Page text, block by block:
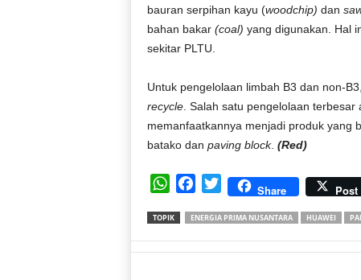
bauran serpihan kayu (woodchip) dan
bahan bakar (coal) yang digunakan. Hal
sekitar PLTU.
Untuk pengelolaan limbah B3 dan non-
recycle. Salah satu pengelolaan terbesar
memanfaatkannya menjadi produk yang
batako dan paving block. (Red)
W
a
t
c
e
T
i
t
Share Post
TOPIK ENERGIA PRIMA NUSANTARA HUAWEI